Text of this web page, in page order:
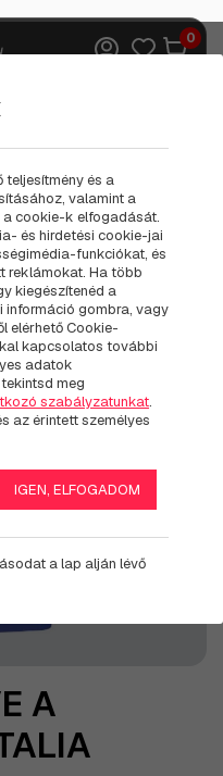
0
A FERRARI
A
teljesítmény és a
valamint a
a cookie-k elfogadását.
és hirdetési cookie-jai
funkciókat, és
reklámokat. Ha több
kiegészítenéd a
gombra, vagy
elérhető Cookie-
kapcsolatos további
adatok
meg
szabályzatunkat.
az érintett személyes
IGEN, ELFOGADOM
a lap alján lévő